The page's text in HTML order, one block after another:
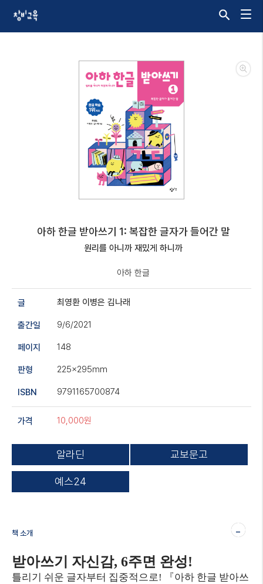
아하 한글 받아쓰기 1: 복잡한 글자가 들어간 말
원리를 아니까 재밌게 하니까
아하 한글
글 최영환 이병은 김나래
출간일 9/6/2021
페이지 148
판형 225x295mm
ISBN 9791165700874
가격 10,000원
알라딘 교보문고
예스24
-
책 소개
받아쓰기 자신감, 6주면 완성!
틀리기 쉬운 글자부터 집중적으로! 『아하 한글 받아쓰